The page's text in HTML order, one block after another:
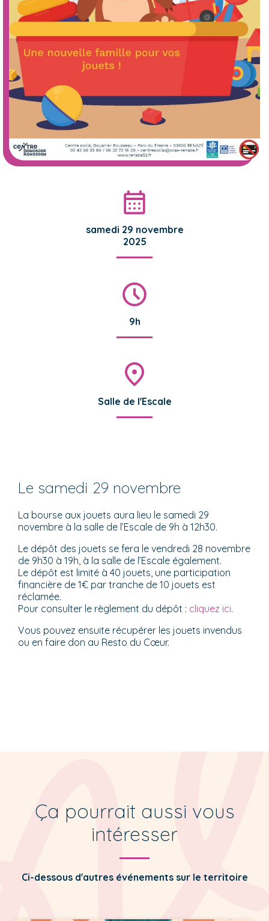
samedi 29 novembre
2025
9h
Salle de l'Escale
Le samedi 29 novembre
La bourse aux jouets aura lieu le samedi 29
novembre à la salle de l’Escale de 9h à 12h30.
Le dépôt des jouets se fera le vendredi 28 novembre
de 9h30 à 19h, à la salle de l’Escale également.
Le dépôt est limité à 40 jouets, une participation
financière de 1€ par tranche de 10 jouets est
réclamée.
Pour consulter le règlement du dépôt : cliquez ici.
Vous pouvez ensuite récupérer les jouets invendus
ou en faire don au Resto du Cœur.
Ça pourrait aussi vous
intéresser
Ci-dessous d'autres événements sur le territoire